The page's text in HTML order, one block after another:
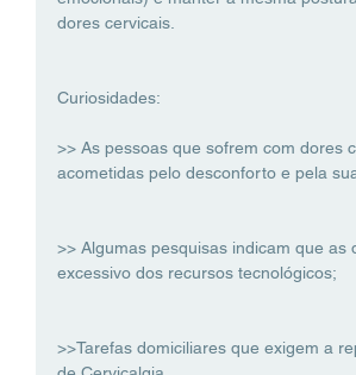
dores cervicais.
Curiosidades:
>> As pessoas que sofrem com dores
acometidas pelo desconforto e pela
>> Algumas pesquisas indicam que
excessivo dos recursos tecnológicos;
>>Tarefas domiciliares que exigem a